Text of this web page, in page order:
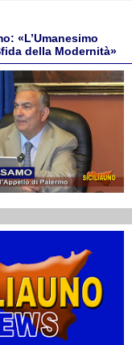
«L’Umanesimo
della Modernità»